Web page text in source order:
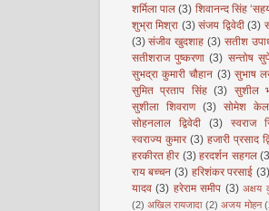
शर्मिला पाल (3) शिवानन्द सिंह
शुभ्रा मिश्रा (3) संजय द्विवेदी (3)
(3) संजीव खुदशाह (3) सतीश
सतीशराज पुष्करणा (3) सन्तोष
सुभद्रा कुमारी चौहान (3) सुभाष
सुमित प्रताप सिंह (3) सुशील
सुशीला शिवराण
(3) सोमेश
सोहनलाल द्विवेदी
(3) स्वराज
स्वराज्य कुमार (3) हजारी प्रसाद
हरकीरत हीर (3) हरदर्शन सहगल
राय बच्चन (3) हरिशंकर परसाई (3)
यादव (3) हरेराम समीप (3) अक्षय
(2) अखिल रायजादा (2) अजय मोहन